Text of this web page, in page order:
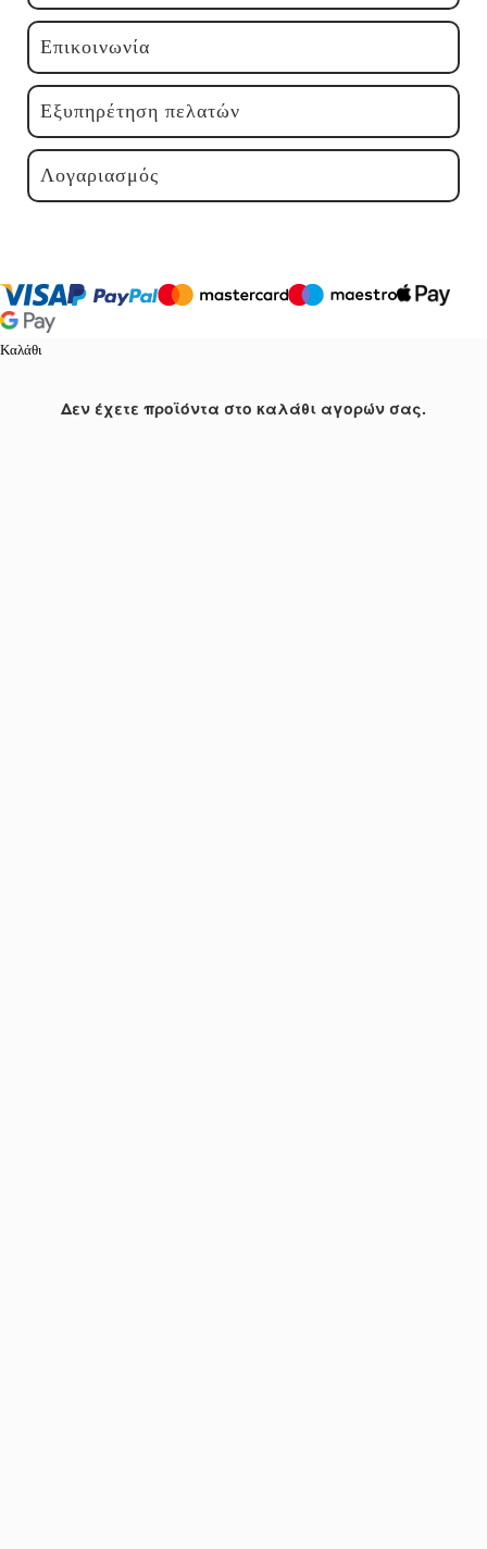
Επικοινωνία
Εξυπηρέτηση πελατών
Λογαριασμός
Καλάθι
Δεν έχετε προϊόντα στο καλάθι αγορών σας.